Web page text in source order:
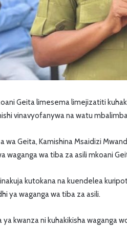
Geita limesema limejizatiti
vinavyofanywa na watu
wa Geita, Kamishina Msaidizi
waganga wa tiba za asili mkoani
kutokana na kuendelea
ya waganga wa tiba za asili.
kwanza ni kuhakikisha waganga